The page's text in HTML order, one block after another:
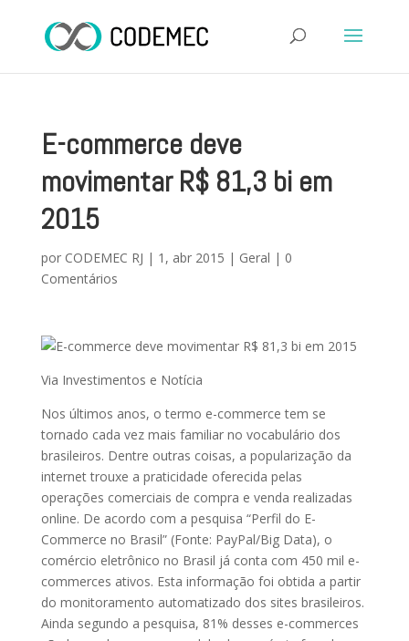
E-commerce deve
movimentar R$ 81,3 bi em
2015
por CODEMEC RJ | 1, abr 2015 | Geral | 0
Comentários
Via Investimentos e Notícia
Nos últimos anos, o termo e-commerce tem se
tornado cada vez mais familiar no vocabulário dos
brasileiros. Dentre outras coisas, a popularização da
internet trouxe a praticidade oferecida pelas
operações comerciais de compra e venda realizadas
online. De acordo com a pesquisa “Perfil do E-
Commerce no Brasil” (Fonte: PayPal/Big Data), o
comércio eletrônico no Brasil já conta com 450 mil e-
commerces ativos. Esta informação foi obtida a partir
do monitoramento automatizado dos sites brasileiros.
Ainda segundo a pesquisa, 81% desses e-commerces